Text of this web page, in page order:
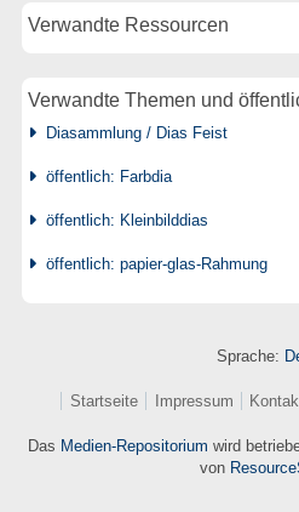
Verwandte Ressourcen
Verwandte Themen und
Diasammlung / Dias Feist
öffentlich: Farbdia
öffentlich: Kleinbilddias
öffentlich: papier-glas-Rahmung
Sprache:
Startseite Impressum
Das Medien-Repositorium wird
von